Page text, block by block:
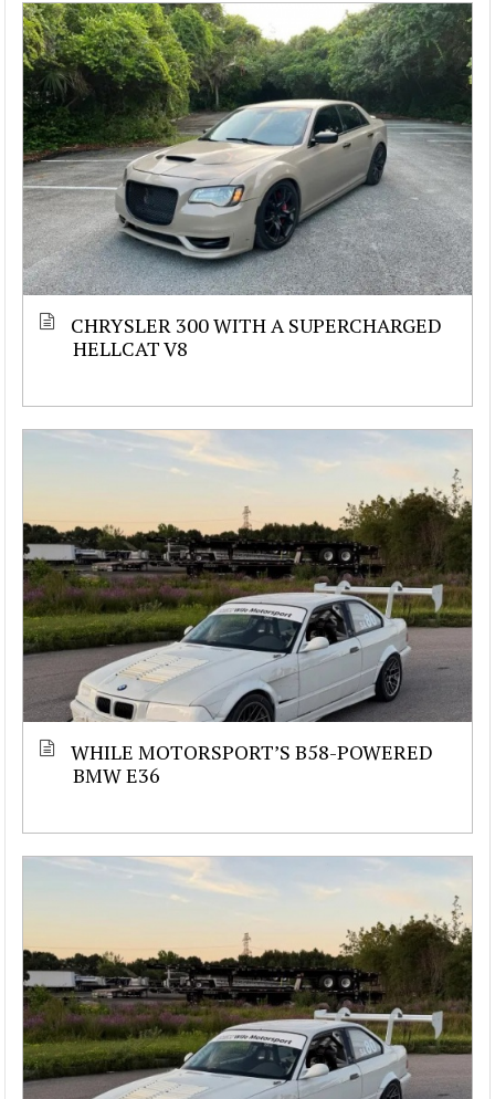
CHRYSLER 300 WITH A SUPERCHARGED
HELLCAT V8
WHILE MOTORSPORT’S B58-POWERED
BMW E36